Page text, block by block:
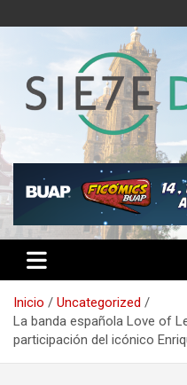
al
Semanario 7
Inicio
Uncategorized
La banda española Love of
participación del icónico